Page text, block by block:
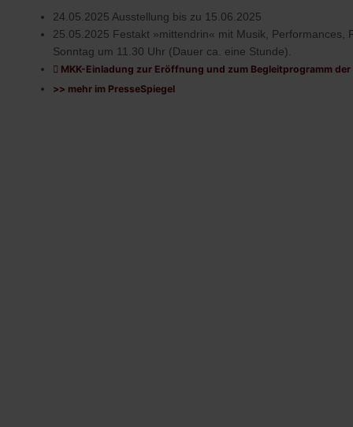
24.05.2025 Ausstellung bis zu 15.06.2025
25.05.2025 Festakt »mittendrin« mit Musik, Performances,
Sonntag um 11.30 Uhr (Dauer ca. eine Stunde).
MKK-Einladung zur Eröffnung und zum Begleitprogramm
>> mehr im PresseSpiegel